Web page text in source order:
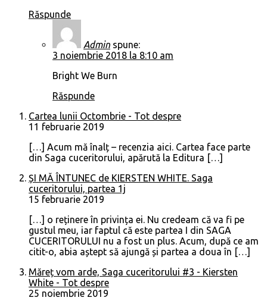
Răspunde
Admin spune:
3 noiembrie 2018 la 8:10 am
Bright We Burn
Răspunde
Cartea lunii Octombrie - Tot despre
11 februarie 2019
[…] Acum mă înalț – recenzia aici. Cartea face parte
din Saga cuceritorului, apărută la Editura […]
ȘI MĂ ÎNTUNEC de KIERSTEN WHITE. Saga
cuceritorului, partea 1j
15 februarie 2019
[…] o reținere în privința ei. Nu credeam că va fi pe
gustul meu, iar faptul că este partea I din SAGA
CUCERITORULUI nu a fost un plus. Acum, după ce am
citit-o, abia aștept să ajungă și partea a doua în […]
Măreț vom arde, Saga cuceritorului #3 - Kiersten
White - Tot despre
25 noiembrie 2019